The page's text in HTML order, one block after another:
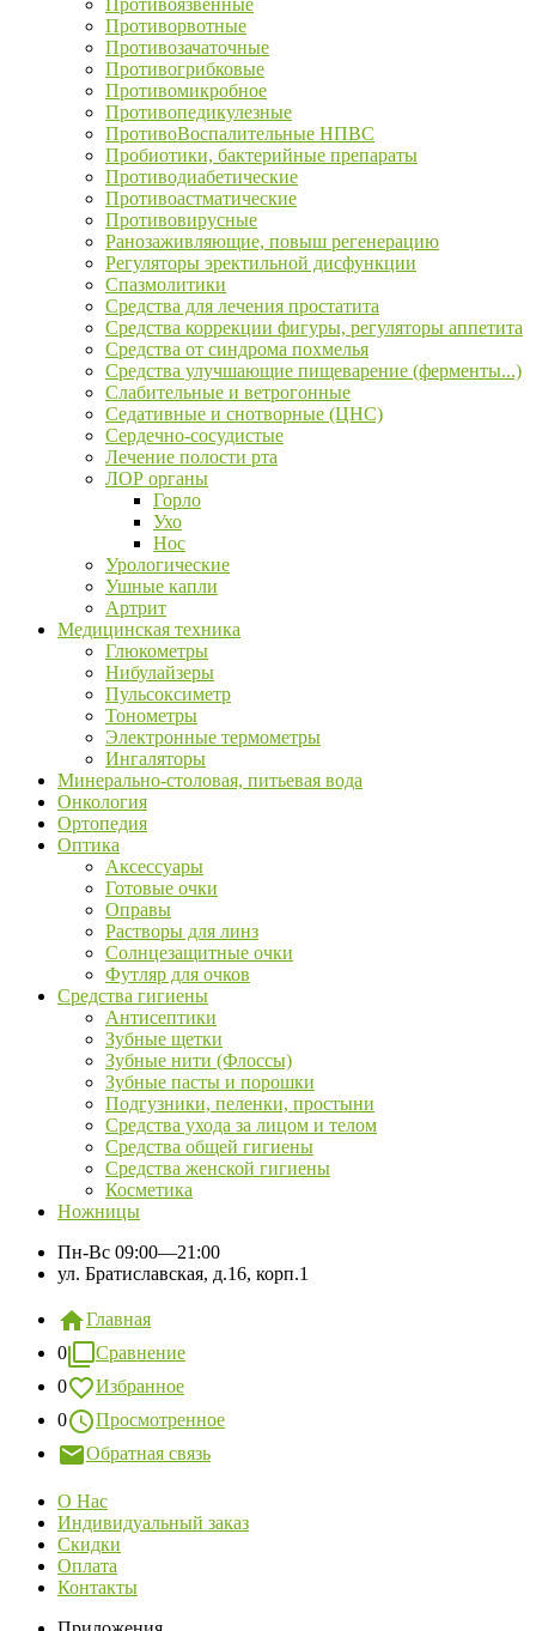
Противоязвенные
Противорвотные
Противозачаточные
Противогрибковые
Противомикробное
Противопедикулезные
ПротивоВоспалительные НПВС
Пробиотики, бактерийные препараты
Противодиабетические
Противоастматические
Противовирусные
Ранозаживляющие, повыш регенерацию
Регуляторы эректильной дисфункции
Спазмолитики
Средства для лечения простатита
Средства коррекции фигуры, регуляторы аппетита
Средства от синдрома похмелья
Средства улучшающие пищеварение (ферменты...)
Слабительные и ветрогонные
Седативные и снотворные (ЦНС)
Сердечно-сосудистые
Лечение полости рта
ЛОР органы
Горло
Ухо
Нос
Урологические
Ушные капли
Артрит
Медицинская техника
Глюкометры
Нибулайзеры
Пульсоксиметр
Тонометры
Электронные термометры
Ингаляторы
Минерально-столовая, питьевая вода
Онкология
Ортопедия
Оптика
Аксессуары
Готовые очки
Оправы
Растворы для линз
Солнцезащитные очки
Футляр для очков
Средства гигиены
Антисептики
Зубные щетки
Зубные нити (Флоссы)
Зубные пасты и порошки
Подгузники, пеленки, простыни
Средства ухода за лицом и телом
Средства общей гигиены
Средства женской гигиены
Косметика
Ножницы
Пн-Вс 09:00—21:00
ул. Братиславская, д.16, корп.1
Главная
0
Сравнение
0
Избранное
0
Просмотренное
Обратная связь
О Нас
Индивидуальный заказ
Скидки
Оплата
Контакты